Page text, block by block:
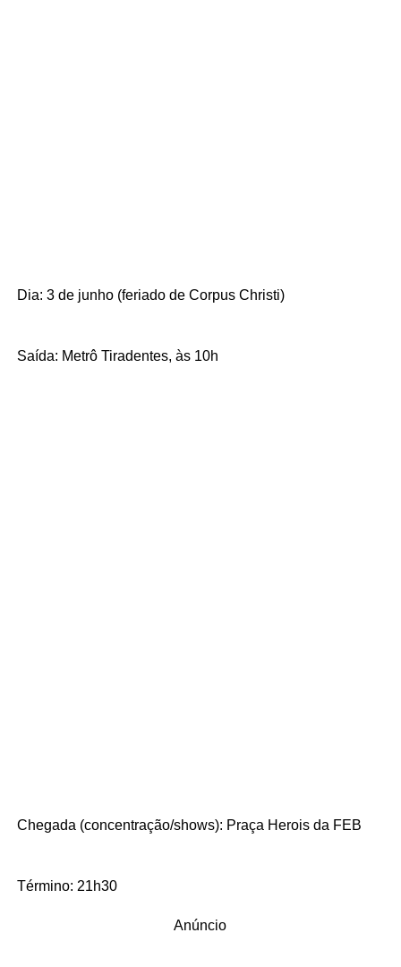
Dia: 3 de junho (feriado de Corpus Christi)
Saída: Metrô Tiradentes, às 10h
Chegada (concentração/shows): Praça Herois da FEB
Término: 21h30
Anúncio